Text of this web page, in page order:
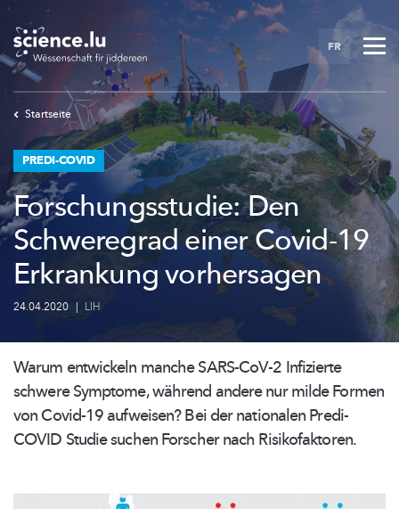
Skip
main
content
FR
Startseite
PREDI-COVID
Forschungsstudie: Den
Schweregrad einer Covid-19
Erkrankung vorhersagen
24.04.2020 | LIH
Warum entwickeln manche SARS-CoV-2 Infizierte
schwere Symptome, während andere nur milde Formen
von Covid-19 aufweisen? Bei der nationalen Predi-
COVID Studie suchen Forscher nach Risikofaktoren.